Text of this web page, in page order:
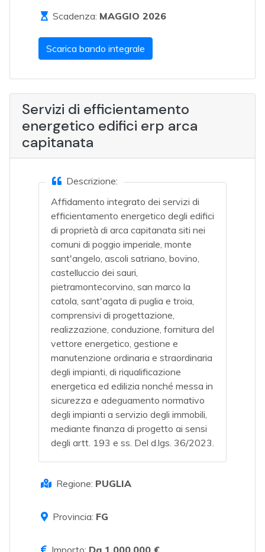
Scadenza: MAGGIO 2026
Scarica bando integrale
Servizi di efficientamento
energetico edifici erp arca
capitanata
Descrizione:
Affidamento integrato dei servizi di
efficientamento energetico degli edifici
di proprietà di arca capitanata siti nei
comuni di poggio imperiale, monte
sant'angelo, ascoli satriano, bovino,
castelluccio dei sauri,
pietramontecorvino, san marco la
catola, sant'agata di puglia e troia,
comprensivi di progettazione,
realizzazione, conduzione, fornitura del
vettore energetico, gestione e
manutenzione ordinaria e straordinaria
degli impianti, di riqualificazione
energetica ed edilizia nonché messa in
sicurezza e adeguamento normativo
degli impianti a servizio degli immobili,
mediante finanza di progetto ai sensi
degli artt. 193 e ss. Del d.lgs. 36/2023.
Regione: PUGLIA
Provincia: FG
Importo: Da 1.000.000 €